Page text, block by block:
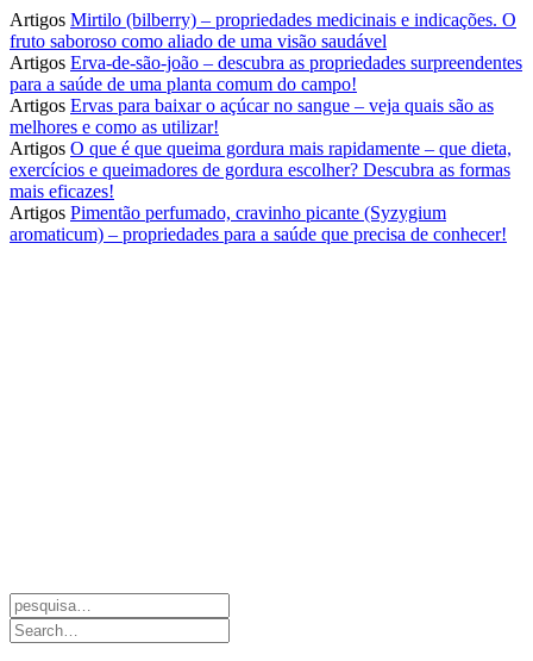
Artigos Mirtilo (bilberry) – propriedades medicinais e indicações. O
fruto saboroso como aliado de uma visão saudável
Artigos Erva-de-são-joão – descubra as propriedades surpreendentes
para a saúde de uma planta comum do campo!
Artigos Ervas para baixar o açúcar no sangue – veja quais são as
melhores e como as utilizar!
Artigos O que é que queima gordura mais rapidamente – que dieta,
exercícios e queimadores de gordura escolher? Descubra as formas
mais eficazes!
Artigos Pimentão perfumado, cravinho picante (Syzygium
aromaticum) – propriedades para a saúde que precisa de conhecer!